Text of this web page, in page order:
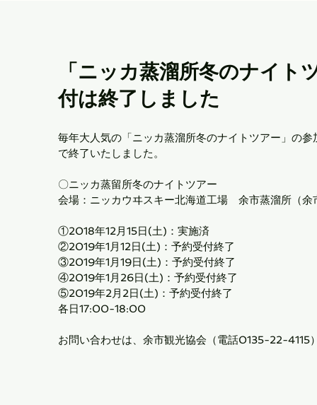
「ニッカ蒸溜所冬のナイト
付は終了しました
毎年大人気の「ニッカ蒸溜所冬のナイトツアー」の
で終了いたしました。
〇ニッカ蒸留所冬のナイトツアー
会場：ニッカウヰスキー北海道工場　余市蒸溜所（
①2018年12月15日(土)：実施済
②2019年1月12日(土)：予約受付終了
③2019年1月19日(土)：予約受付終了
④2019年1月26日(土)：予約受付終了
⑤2019年2月2日(土)：予約受付終了
各日17:00-18:00
お問い合わせは、余市観光協会（電話0135-22-4115